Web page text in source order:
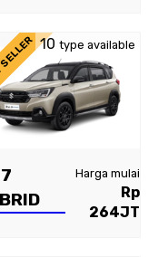
Harga mulai
Rp
264JT
10 type available